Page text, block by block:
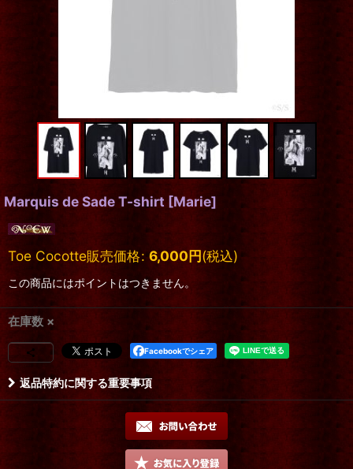
Marquis de Sade T-shirt [Marie]
Toe Cocotte販売価格: 6,000円(税込)
この商品にはポイントはつきません。
在庫数 ×
Facebookでシェア
返品特約に関する重要事項